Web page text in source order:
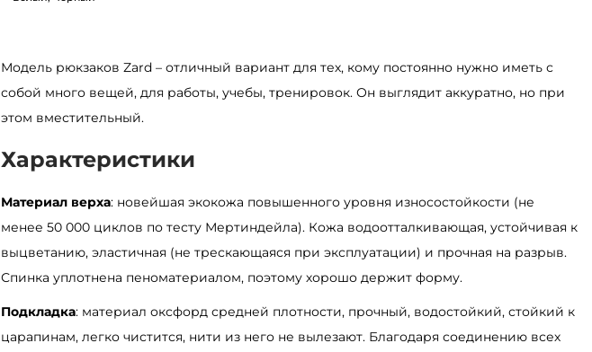
ю
к
з
к
g
Z
Модель рюкзаков Zard – отличный вариант для тех, кому постоянно нужно иметь с
собой много вещей, для работы, учебы, тренировок. Он выглядит аккуратно, но при
этом вместительный.
Характеристики
Материал верха: новейшая экокожа повышенного уровня износостойкости (не
менее 50 000 циклов по тесту Мертиндейла). Кожа водоотталкивающая, устойчивая к
выцветанию, эластичная (не трескающаяся при эксплуатации) и прочная на разрыв.
Спинка уплотнена пеноматериалом, поэтому хорошо держит форму.
Подкладка: материал оксфорд средней плотности, прочный, водостойкий, стойкий к
царапинам, легко чистится, нити из него не вылезают. Благодаря соединению всех